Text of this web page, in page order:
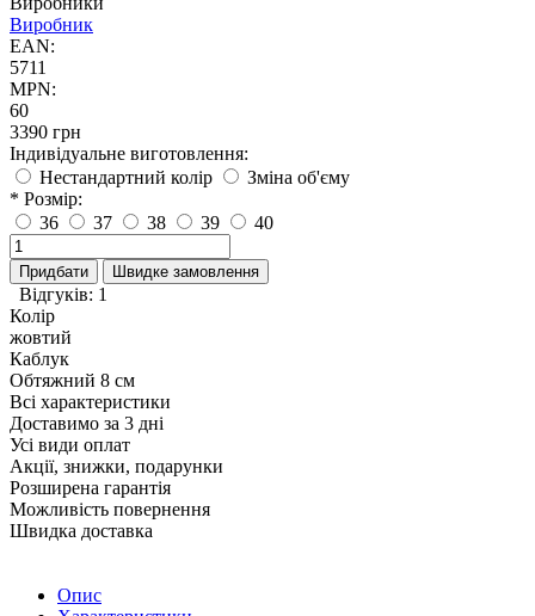
Виробник
EAN:
5711
MPN:
60
3390 грн
Індивідуальне виготовлення:
Нестандартний колір
Зміна об'єму
* Розмір:
36
37 38 39 40
Придбати Швидке замовлення
Відгуків: 1
Колір
жовтий
Каблук
Обтяжний 8 см
Всі характеристики
Доставимо за 3 дні
Усі види оплат
Акції, знижки, подарунки
Розширена гарантія
Можливість повернення
Швидка доставка
Опис